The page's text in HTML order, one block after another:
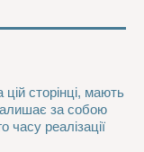
цій сторінці, мають
за собою
часу реалізації